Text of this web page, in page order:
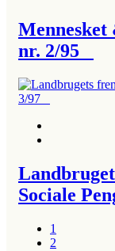
Mennesket
nr. 2/95
Sociale
1
2